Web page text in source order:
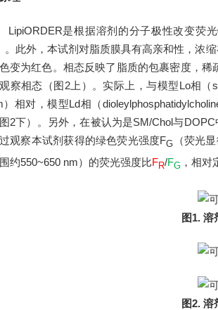
LipiORDER是根据溶剂的分子极性改变荧
。此外，本试剂对脂质膜具有高亲和性，浓
变为红色。相态反映了脂质的包裹密度，
察相态（图2上）。实际上，与模型Lo相（
）相对，模型Ld相（
图2下）。另外，在被认为是SM/Chol与
观察本试剂获得的绿色荧光强度FG （荧光
约550~650 nm）的荧光强度比FR/FG ，相对
图1. 溶
图2. 溶